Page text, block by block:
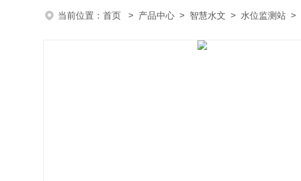
当前位置： 首页 > 产品中心 > 智慧水文 > 水位监测站 >